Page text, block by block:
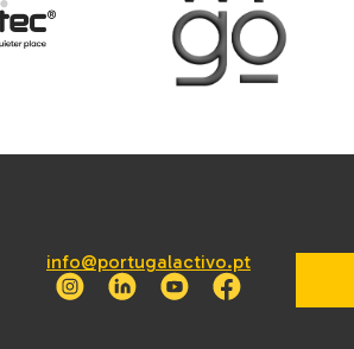
info@portugalactivo.pt